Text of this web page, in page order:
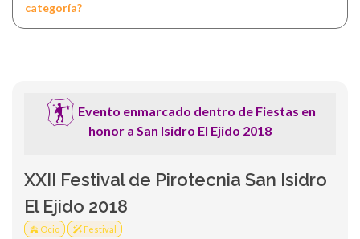
categoría?
Evento enmarcado dentro de Fiestas en
honor a San Isidro El Ejido 2018
XXII Festival de Pirotecnia San Isidro
El Ejido 2018
Ocio
Festival